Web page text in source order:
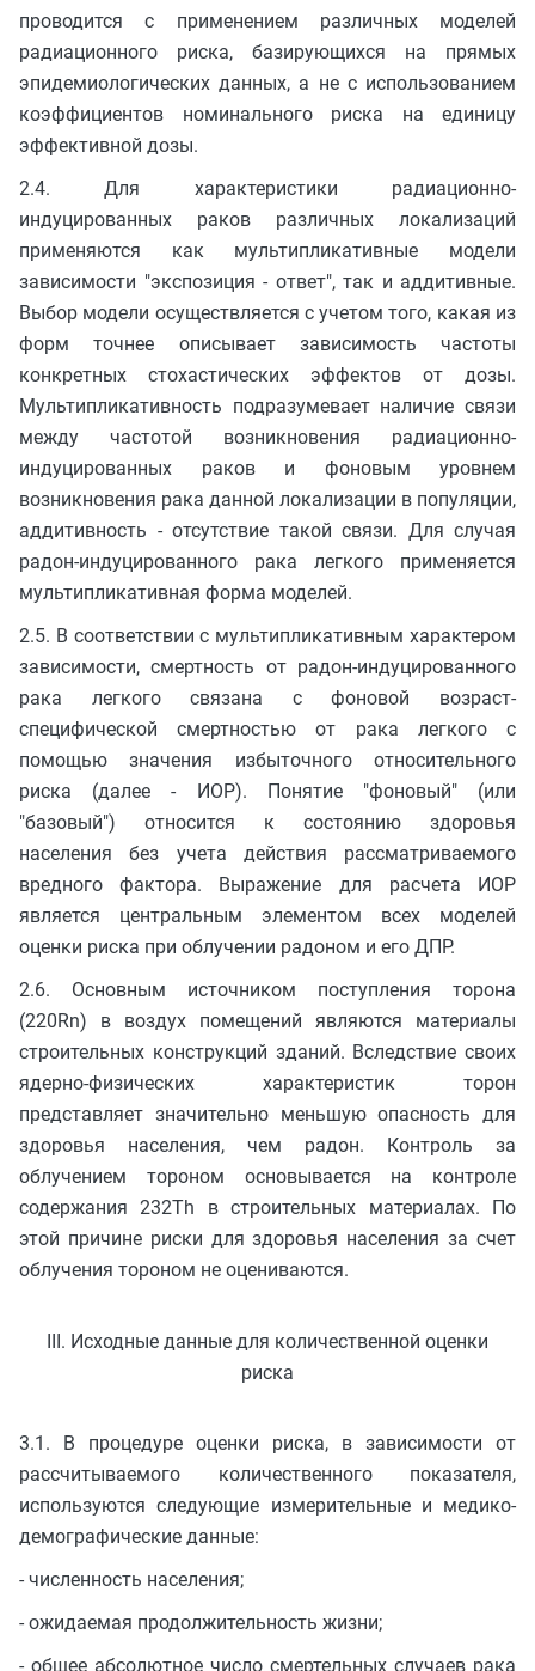
проводится с применением различных моделей
радиационного риска, базирующихся на прямых
эпидемиологических данных, а не с использованием
коэффициентов номинального риска на единицу
эффективной дозы.
2.4. Для характеристики радиационно-
индуцированных раков различных локализаций
применяются как мультипликативные модели
зависимости "экспозиция - ответ", так и аддитивные.
Выбор модели осуществляется с учетом того, какая из
форм точнее описывает зависимость частоты
конкретных стохастических эффектов от дозы.
Мультипликативность подразумевает наличие связи
между частотой возникновения радиационно-
индуцированных раков и фоновым уровнем
возникновения рака данной локализации в популяции,
аддитивность - отсутствие такой связи. Для случая
радон-индуцированного рака легкого применяется
мультипликативная форма моделей.
2.5. В соответствии с мультипликативным характером
зависимости, смертность от радон-индуцированного
рака легкого связана с фоновой возраст-
специфической смертностью от рака легкого с
помощью значения избыточного относительного
риска (далее - ИОР). Понятие "фоновый" (или
"базовый") относится к состоянию здоровья
населения без учета действия рассматриваемого
вредного фактора. Выражение для расчета ИОР
является центральным элементом всех моделей
оценки риска при облучении радоном и его ДПР.
2.6. Основным источником поступления торона
(220Rn) в воздух помещений являются материалы
строительных конструкций зданий. Вследствие своих
ядерно-физических характеристик торон
представляет значительно меньшую опасность для
здоровья населения, чем радон. Контроль за
облучением тороном основывается на контроле
содержания 232Th в строительных материалах. По
этой причине риски для здоровья населения за счет
облучения тороном не оцениваются.
III. Исходные данные для количественной оценки
риска
3.1. В процедуре оценки риска, в зависимости от
рассчитываемого количественного показателя,
используются следующие измерительные и медико-
демографические данные:
- численность населения;
- ожидаемая продолжительность жизни;
- общее абсолютное число смертельных случаев рака